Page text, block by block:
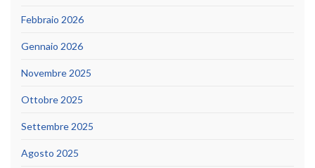
Febbraio 2026
Gennaio 2026
Novembre 2025
Ottobre 2025
Settembre 2025
Agosto 2025